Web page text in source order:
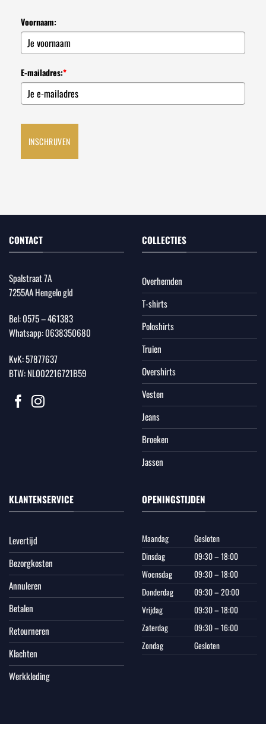
Voornaam:
E-mailadres:*
INSCHRIJVEN
CONTACT
Spalstraat 7A
7255AA Hengelo gld
Bel:0575 – 461383
Whatsapp:0638350680
KvK: 57877637
BTW: NL002216721B59
COLLECTIES
Overhemden
T-shirts
Poloshirts
Truien
Overshirts
Vesten
Jeans
Broeken
Jassen
KLANTENSERVICE
Levertijd
Bezorgkosten
Annuleren
Betalen
Retourneren
Klachten
Werkkleding
OPENINGSTIJDEN
Maandag
Gesloten
Dinsdag
09:30 – 18:00
Woensdag
09:30 – 18:00
Donderdag
09:30 – 20:00
Vrijdag
09:30 – 18:00
Zaterdag
09:30 – 16:00
Zondag
Gesloten